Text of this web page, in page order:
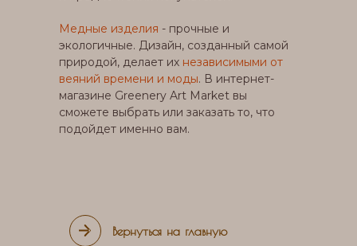
Медные изделия - прочные и
экологичные. Дизайн, созданный самой
природой, делает их независимыми от
веяний времени и моды. В интернет-
магазине Greenery Art Market вы
сможете выбрать или заказать то, что
подойдет именно вам.
Вернуться на главную